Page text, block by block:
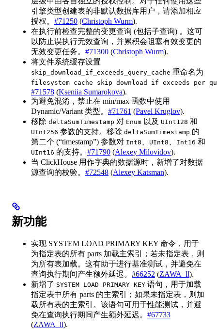
引擎类型创建表的非默认数据库用户，请添加相应
授权。 #71250 (Christoph Wurm).
在执行前检查完整的变更查询 (包括子查询) 。这可
以防止误执行无效查询，并累积会阻塞有效变更的
无效变更任务。 #71300 (Christoph Wurm).
将文件系统缓存设置
skip_download_if_exceeds_query_cache 重命名为
#71578 (Kseniia Sumarokova).
为避免混淆，禁止在 min/max 函数中使用
Dynamic/Variant 类型。 #71761 (Pavel Kruglov).
移除 deltaSumTimestamp 对 Enum 以及 UInt128 和
UInt256 参数的支持。移除 deltaSumTimestamp 的
第二个 (“timestamp”) 参数对 Int8 UInt8 Int16 和
UInt16 的支持。 #71790 (Alexey Milovidov).
当 ClickHouse 用作字典的数据源时，新增了对数据
源查询的校验。 #72548 (Alexey Katsman).
新功能
实现 SYSTEM LOAD PRIMARY KEY 命令，用于
为指定表的所有 parts 加载主索引；若未指定表，则
为所有表加载。这有助于进行基准测试，并避免在
查询执行期间产生额外延迟。 #66252 (ZAWA_ll).
新增了 SYSTEM LOAD PRIMARY KEY 语句，用于加载
指定表中所有 parts 的主索引；如果未指定表，则加
载所有表的主索引。该语句可用于性能测试，并避
免在查询执行期间产生额外延迟。 #67733
(ZAWA_ll).